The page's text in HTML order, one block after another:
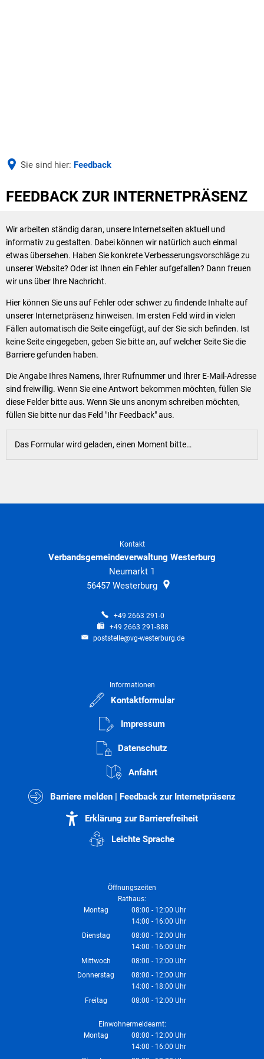
Verwaltung & Werke
Klimaschutz
Feuerwehr
Allgemeine Informationen
Kindertagesstätten
Zentralbücherei
Jugend
Die Bundeswehr und Westerburg
Seniorenmobilität/Jugendtaxi/Fahrservice
Sicherheit für Senioren
Ehrenamtskarte des Westerwaldkreises
WIRTSCHAFT & ARBEITEN
Sie sind hier: Feedback
Feedback
FEEDBACK ZUR INTERNETPRÄSENZ
Wir arbeiten ständig daran, unsere Internetseiten aktuell und
informativ zu gestalten. Dabei können wir natürlich auch einmal
etwas übersehen. Haben Sie konkrete Verbesserungsvorschläge zu
unserer Website? Oder ist Ihnen ein Fehler aufgefallen? Dann freuen
wir uns über Ihre Nachricht.
Hier können Sie uns auf Fehler oder schwer zu findende Inhalte auf
unserer Internetpräsenz hinweisen. Im ersten Feld wird in vielen
Fällen automatisch die Seite eingefügt, auf der Sie sich befinden. Ist
keine Seite eingegeben, geben Sie bitte an, auf welcher Seite Sie die
Barriere gefunden haben.
Die Angabe Ihres Namens, Ihrer Rufnummer und Ihrer E-Mail-Adresse
sind freiwillig. Wenn Sie eine Antwort bekommen möchten, füllen Sie
diese Felder bitte aus. Wenn Sie uns anonym schreiben möchten,
füllen Sie bitte nur das Feld "Ihr Feedback" aus.
Das Formular wird geladen, einen Moment bitte…
Kontakt
Verbandsgemeindeverwaltung Westerburg
Neumarkt 1
56457 Westerburg
+49 2663 291-0
+49 2663 291-888
poststelle@vg-westerburg.de
Informationen
Kontaktformular
Impressum
Datenschutz
Anfahrt
Barriere melden | Feedback zur Internetpräsenz
Erklärung zur Barrierefreiheit
Leichte Sprache
Öffnungszeiten
Rathaus:
Montag
08:00 - 12:00 Uhr
Von 08:00 bis 12:00 Uhr
14:00 - 16:00 Uhr
Von 14:00 bis 16:00 Uhr
Dienstag 08:00 - 12:00 Uhr
Von 08:00 bis 12:00 Uhr
14:00 - 16:00 Uhr
Von 14:00 bis 16:00 Uhr
Mittwoch 08:00 - 12:00 Uhr
Von 08:00 bis 12:00 Uhr
Donnerstag 08:00 - 12:00 Uhr
Von 08:00 bis 12:00 Uhr
14:00 - 18:00 Uhr
Von 14:00 bis 18:00 Uhr
Freitag 08:00 - 12:00 Uhr
Einwohnermeldeamt:
Montag
08:00 - 12:00 Uhr
Von 08:00 bis 12:00 Uhr
14:00 - 16:00 Uhr